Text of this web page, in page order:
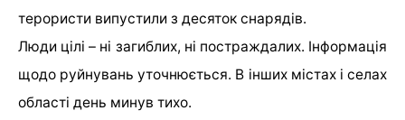
терористи випустили з десяток снарядів.
Люди цілі – ні загиблих, ні постраждалих. Інформація
щодо руйнувань уточнюється. В інших містах і селах
області день минув тихо.